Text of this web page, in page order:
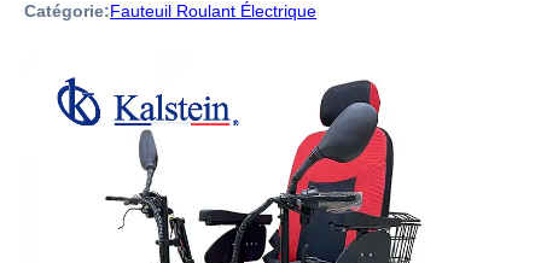
Catégorie:Fauteuil Roulant Électrique